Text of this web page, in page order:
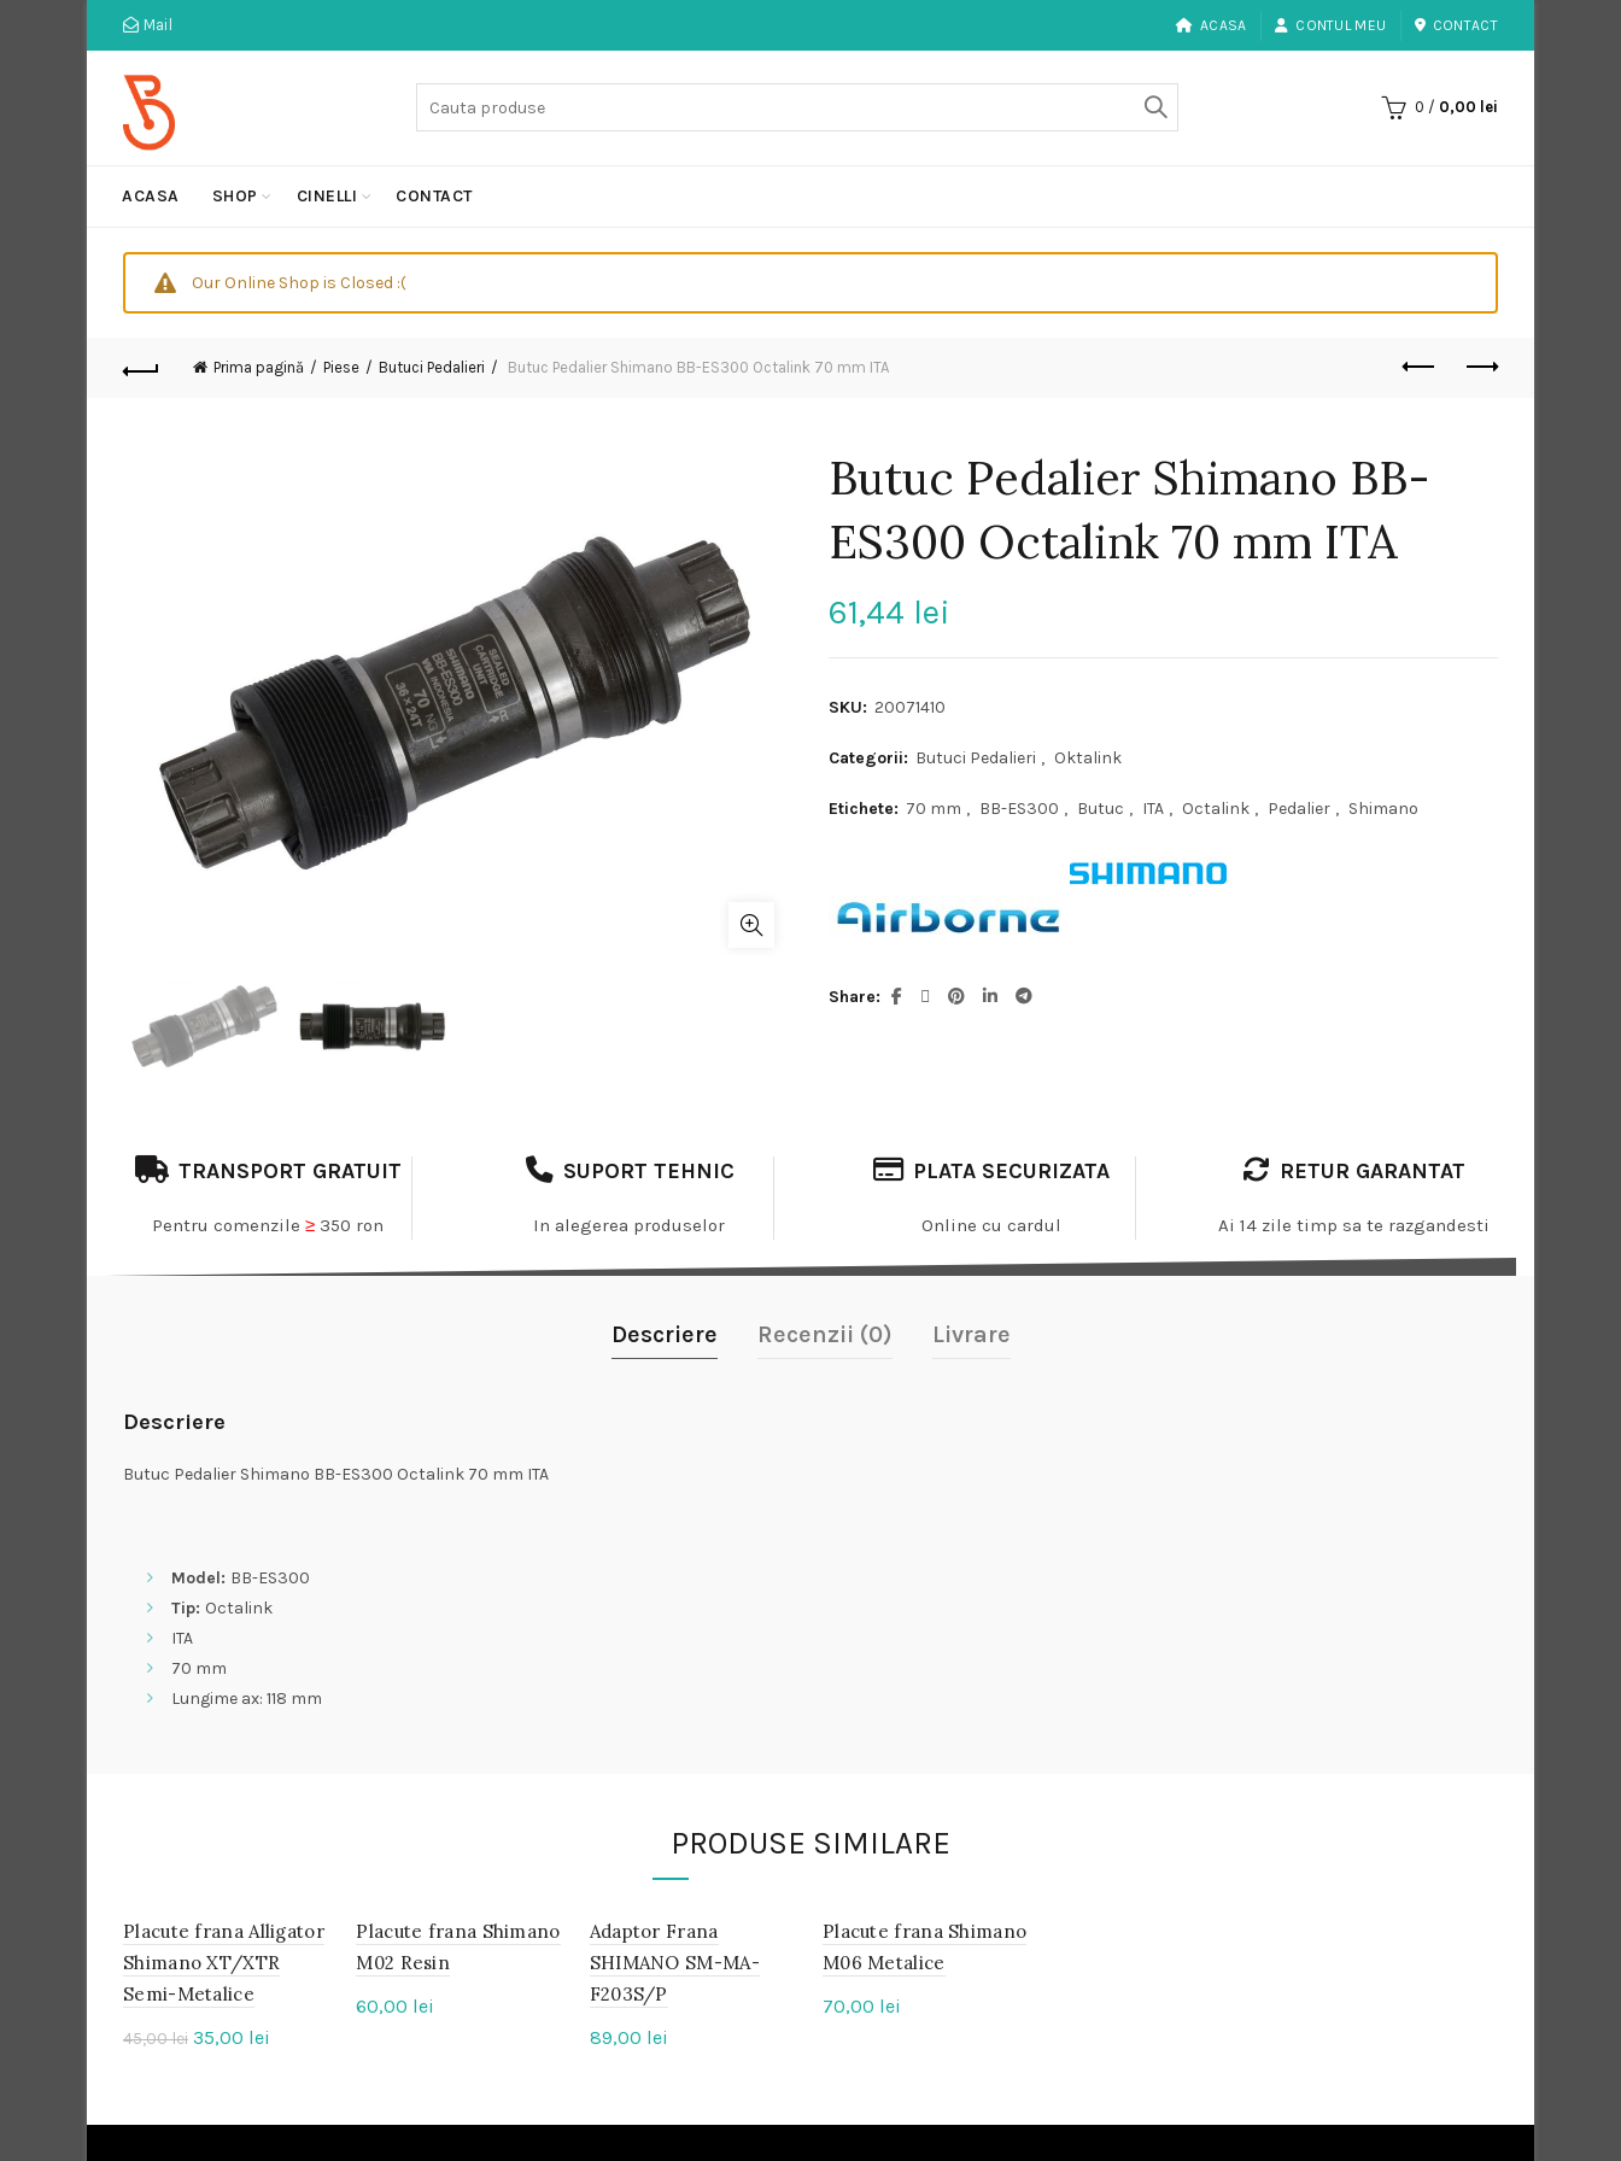
Mail ACASA CONTUL MEU CONTACT
0 / 0,00 lei
ACASA SHOP CINELLI CONTACT
Our Online Shop is Closed :(
Prima pagină Piese Butuci Pedalieri Butuc Pedalier Shimano BB-ES300 Octalink 70 mm ITA
Butuc Pedalier Shimano BB-
ES300 Octalink 70 mm ITA
61,44 lei
SKU: 20071410
Categorii: Butuci Pedalieri , Oktalink
Etichete: 70 mm , BB-ES300 , Butuc , ITA , Octalink , Pedalier , Shimano
Share
TRANSPORT GRATUIT
Pentru comenzile ≥350 ron
SUPORT TEHNIC
In alegerea produselor
PLATA SECURIZATA
Online cu cardul
RETUR GARANTAT
Ai 14 zile timp sa te razgandesti
Descriere Recenzii (0) Livrare
Descriere
Butuc Pedalier Shimano BB-ES300 Octalink 70 mm ITA
Model: BB-ES300
Tip: Octalink
ITA
70 mm
Lungime ax: 118 mm
PRODUSE SIMILARE
-22%
IN
STOC
Placute frana Alligator
Shimano XT/XTR
Semi-Metalice
45,00lei Prețul
fost:
35,00 lei
35,00 lei.
IN
STOC
Placute frana Shimano
M02 Resin
60,00 lei
IN
STOC
Adaptor Frana
SHIMANO SM-MA-
F203S/P
89,00 lei
IN
STOC
Placute frana Shimano
M06 Metalice
70,00 lei